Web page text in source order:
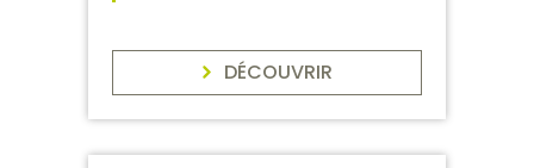
DÉCOUVRIR